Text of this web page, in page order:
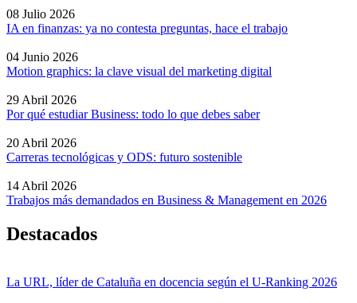
08 Julio 2026
IA en finanzas: ya no contesta preguntas, hace el trabajo
04 Junio 2026
Motion graphics: la clave visual del marketing digital
29 Abril 2026
Por qué estudiar Business: todo lo que debes saber
20 Abril 2026
Carreras tecnológicas y ODS: futuro sostenible
14 Abril 2026
Trabajos más demandados en Business & Management en 2026
Destacados
La URL, líder de Cataluña en docencia según el U-Ranking 2026